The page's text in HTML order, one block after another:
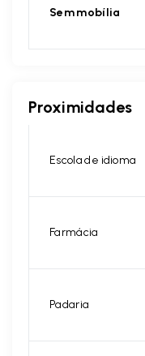
Sem mobília
Proximidades
Escola de idioma
Farmácia
Padaria